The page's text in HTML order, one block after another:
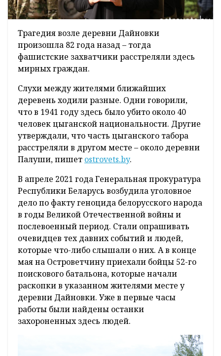
Трагедия возле деревни Дайновки
произошла 82 года назад – тогда
фашистские захватчики расстреляли здесь
мирных граждан.
Слухи между жителями ближайших
деревень ходили разные. Одни говорили,
что в 1941 году здесь было убито около 40
человек цыганской национальности. Другие
утверждали, что часть цыганского табора
расстреляли в другом месте – около деревни
Палуши, пишет ostrovets.by.
В апреле 2021 года Генеральная прокуратура
Республики Беларусь возбудила уголовное
дело по факту геноцида белорусского народа
в годы Великой Отечественной войны и
послевоенный период. Стали опрашивать
очевидцев тех давних событий и людей,
которые что-либо слышали о них. А в конце
мая на Островетчину приехали бойцы 52-го
поискового батальона, которые начали
раскопки в указанном жителями месте у
деревни Дайновки. Уже в первые часы
работы были найдены останки
захороненных здесь людей.